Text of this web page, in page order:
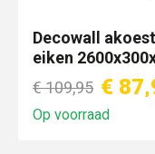
Decowall
eiken
€ 109,95 €
Op voorraad